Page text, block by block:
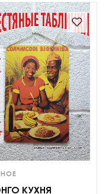
КУХНЯ